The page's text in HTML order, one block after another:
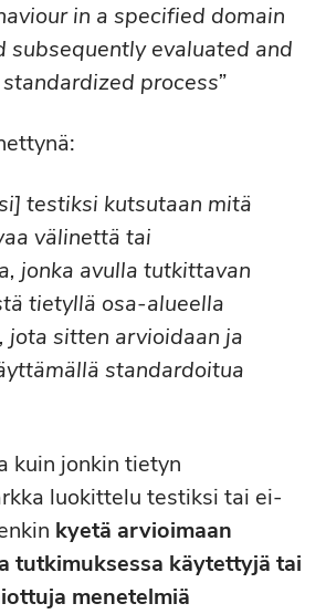
in a specified domain
subsequently evaluated and
process”
testiksi kutsutaan mitä
välinettä tai
jonka avulla tutkittavan
tietyllä osa-alueella
jota sitten arvioidaan ja
standardoitua
kuin jonkin tietyn
luokittelu testiksi tai ei-
kyetä arvioimaan
tutkimuksessa käytettyjä tai
menetelmiä